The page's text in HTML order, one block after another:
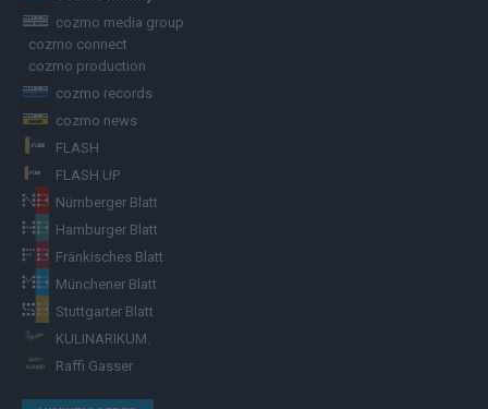
cozmo media group
cozmo connect
cozmo production
cozmo records
cozmo news
FLASH
FLASH UP
Nürnberger Blatt
Hamburger Blatt
Fränkisches Blatt
Münchener Blatt
Stuttgarter Blatt
KULINARIKUM.
Raffi Gasser